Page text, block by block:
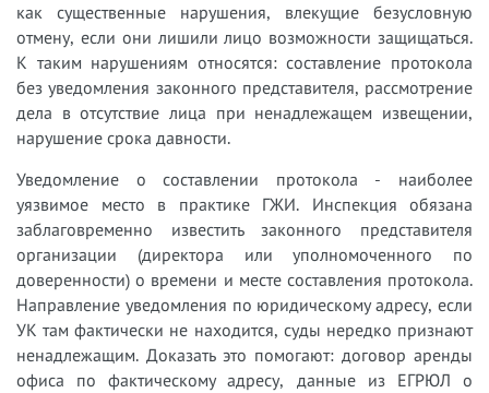
как существенные нарушения, влекущие безусловную
отмену, если они лишили лицо возможности защищаться.
К таким нарушениям относятся: составление протокола
без уведомления законного представителя, рассмотрение
дела в отсутствие лица при ненадлежащем извещении,
нарушение срока давности.
Уведомление о составлении протокола - наиболее
уязвимое место в практике ГЖИ. Инспекция обязана
заблаговременно известить законного представителя
организации (директора или уполномоченного по
доверенности) о времени и месте составления протокола.
Направление уведомления по юридическому адресу, если
УК там фактически не находится, суды нередко признают
ненадлежащим. Доказать это помогают: договор аренды
офиса по фактическому адресу, данные из ЕГРЮЛ о